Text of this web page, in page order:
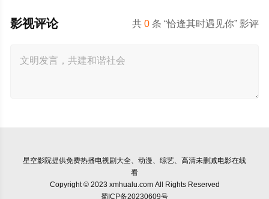
共0 条 “恰逢其时遇见你” 影评
影视评论
星空影院提供免费热播电视剧大全、动漫、综艺、高清未删减电影在线
看
Copyright © 2023 xmhualu.com All Rights Reserved
蜀ICP备20230609号